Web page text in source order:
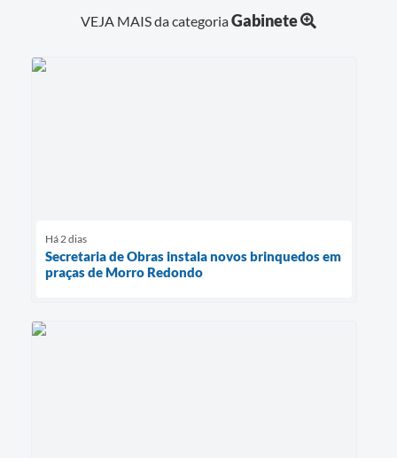
VEJA MAIS da categoriaGabinete
Há 2 dias
Secretaria de Obras instala novos brinquedos em
praças de Morro Redondo